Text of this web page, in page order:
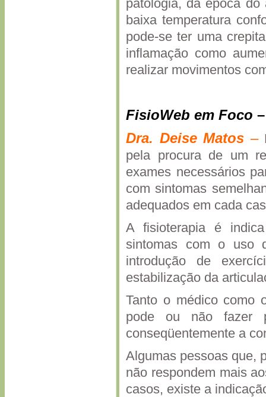
patologia, da época
baixa temperatura
pode-se ter uma
inflamação como
realizar movimentos
FisioWeb em Foco
Dra. Deise Matos –
pela procura de um
exames necessários
com sintomas
adequados em cada
A fisioterapia é
sintomas com o uso
introdução de
estabilização da
Tanto o médico como
pode ou não fazer
conseqüentemente a
Algumas pessoas que,
não respondem mais
casos, existe a